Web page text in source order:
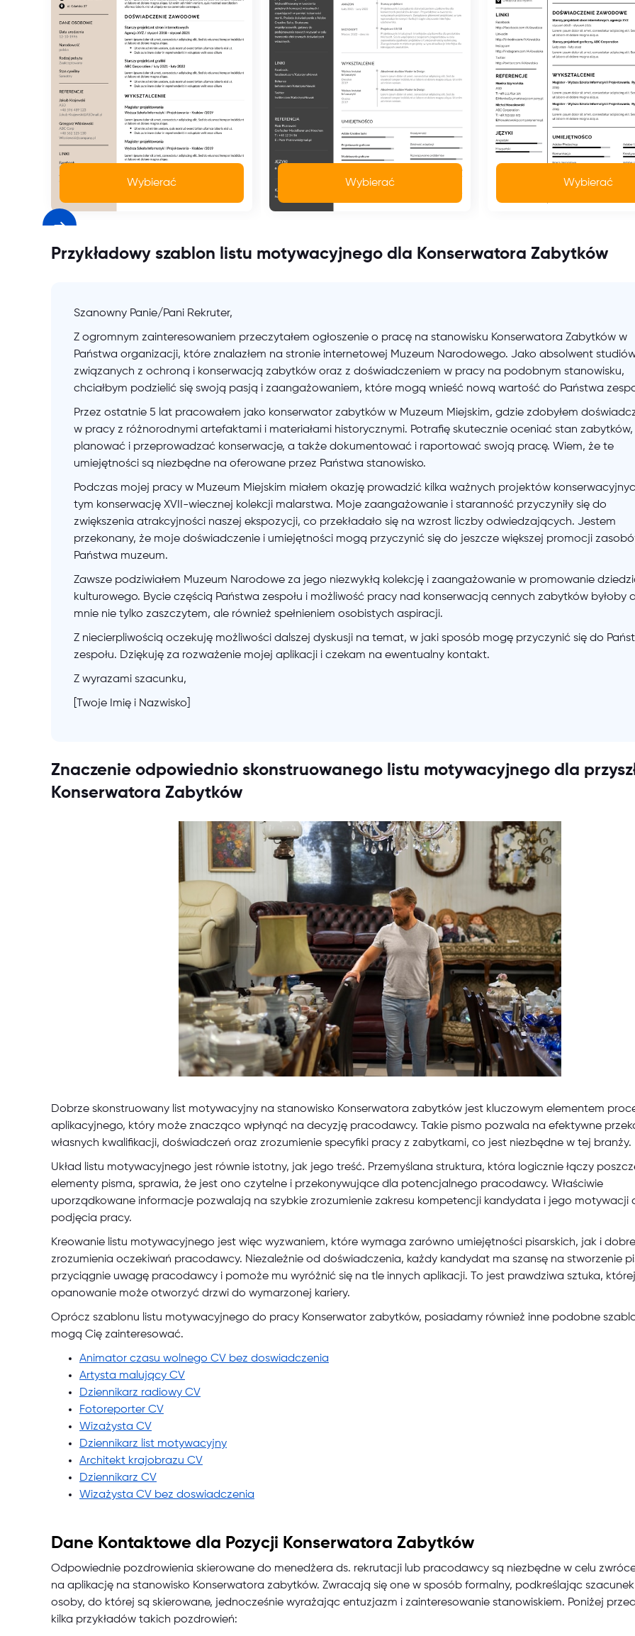
Wybierać Wybierać Wybierać
Przykładowy szablon listu motywacyjnego dla Konserwatora Zabytków
Szanowny Panie/Pani Rekruter,
Z ogromnym zainteresowaniem przeczytałem ogłoszenie o pracę na stanowisku Konserwatora Zabytków w
Państwa organizacji, które znalazłem na stronie internetowej Muzeum Narodowego. Jako absolwent
związanych z ochroną i konserwacją zabytków oraz z doświadczeniem w pracy na podobnym stanowisku,
chciałbym podzielić się swoją pasją i zaangażowaniem, które mogą wnieść nową wartość do Państwa
Przez ostatnie 5 lat pracowałem jako konserwator zabytków w Muzeum Miejskim, gdzie zdobyłem
w pracy z różnorodnymi artefaktami i materiałami historycznymi. Potrafię skutecznie oceniać stan zabytków,
planować i przeprowadzać konserwacje, a także dokumentować i raportować swoją pracę. Wiem, że te
umiejętności są niezbędne na oferowane przez Państwa stanowisko.
Podczas mojej pracy w Muzeum Miejskim miałem okazję prowadzić kilka ważnych projektów
tym konserwację XVII-wiecznej kolekcji malarstwa. Moje zaangażowanie i staranność przyczyniły się do
zwiększenia atrakcyjności naszej ekspozycji, co przekładało się na wzrost liczby odwiedzających. Jestem
przekonany, że moje doświadczenie i umiejętności mogą przyczynić się do jeszcze większej promocji
Państwa muzeum.
Zawsze podziwiałem Muzeum Narodowe za jego niezwykłą kolekcję i zaangażowanie w promowanie
kulturowego. Bycie częścią Państwa zespołu i możliwość pracy nad konserwacją cennych zabytków byłoby
mnie nie tylko zaszczytem, ale również spełnieniem osobistych aspiracji.
Z niecierpliwością oczekuję możliwości dalszej dyskusji na temat, w jaki sposób mogę przyczynić się do
zespołu. Dziękuję za rozważenie mojej aplikacji i czekam na ewentualny kontakt.
Z wyrazami szacunku,
[Twoje Imię i Nazwisko]
Znaczenie odpowiednio skonstruowanego listu motywacyjnego dla
Konserwatora Zabytków
Dobrze skonstruowany list motywacyjny na stanowisko Konserwatora zabytków jest kluczowym elementem
aplikacyjnego, który może znacząco wpłynąć na decyzję pracodawcy. Takie pismo pozwala na efektywne
własnych kwalifikacji, doświadczeń oraz zrozumienie specyfiki pracy z zabytkami, co jest niezbędne w tej branży.
Układ listu motywacyjnego jest równie istotny, jak jego treść. Przemyślana struktura, która logicznie łączy
elementy pisma, sprawia, że jest ono czytelne i przekonywujące dla potencjalnego pracodawcy. Właściwie
uporządkowane informacje pozwalają na szybkie zrozumienie zakresu kompetencji kandydata i jego motywacji
podjęcia pracy.
Kreowanie listu motywacyjnego jest więc wyzwaniem, które wymaga zarówno umiejętności pisarskich, jak i
zrozumienia oczekiwań pracodawcy. Niezależnie od doświadczenia, każdy kandydat ma szansę na stworzenie
przyciągnie uwagę pracodawcy i pomoże mu wyróżnić się na tle innych aplikacji. To jest prawdziwa sztuka, której
opanowanie może otworzyć drzwi do wymarzonej kariery.
Oprócz szablonu listu motywacyjnego do pracy Konserwator zabytków, posiadamy również inne podobne
mogą Cię zainteresować.
Animator czasu wolnego CV bez doswiadczenia
Artysta malujący CV
Dziennikarz radiowy CV
Fotoreporter CV
Wizażysta CV
Dziennikarz list motywacyjny
Architekt krajobrazu CV
Dziennikarz CV
Wizażysta CV bez doswiadczenia
Dane Kontaktowe dla Pozycji Konserwatora Zabytków
Odpowiednie pozdrowienia skierowane do menedżera ds. rekrutacji lub pracodawcy są niezbędne w celu
na aplikację na stanowisko Konserwatora zabytków. Zwracają się one w sposób formalny, podkreślając
osoby, do której są skierowane, jednocześnie wyrażając entuzjazm i zainteresowanie stanowiskiem. Poniżej
kilka przykładów takich pozdrowień: